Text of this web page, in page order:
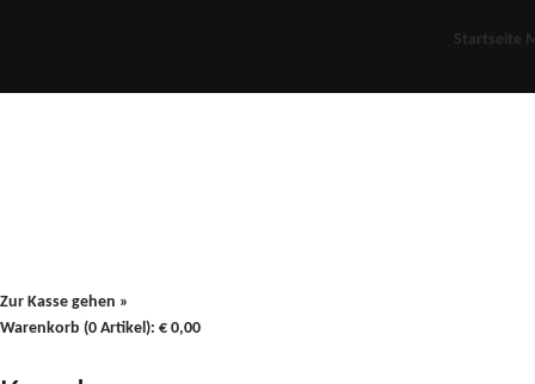
Startseite
Zur Kasse gehen »
Warenkorb (0 Artikel): € 0,00